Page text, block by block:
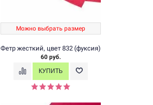
Можно выбрать размер
Фетр жесткий, цвет 832 (фуксия)
60 руб.